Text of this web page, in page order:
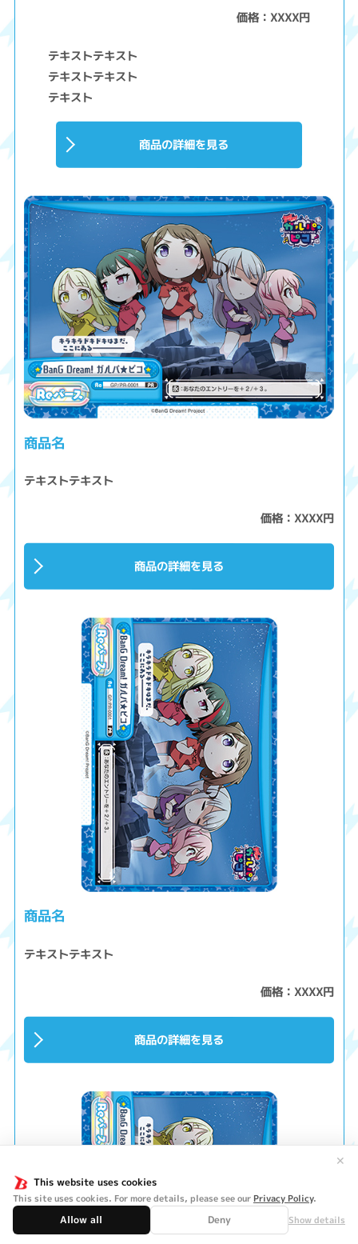
This website uses cookies
This site uses cookies. For more details, please see our Privacy Policy.
Allow all Deny Show details
✕
価格：XXXX円
テキストテキスト
テキストテキスト
テキスト
商品の詳細を見る
商品名
テキストテキスト
価格：XXXX円
商品の詳細を見る
商品名
テキストテキスト
価格：XXXX円
商品の詳細を見る